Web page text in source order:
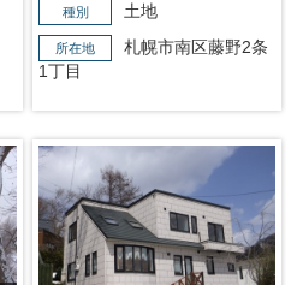
種別 土地
所在地
札幌市南区藤野2条
1丁目